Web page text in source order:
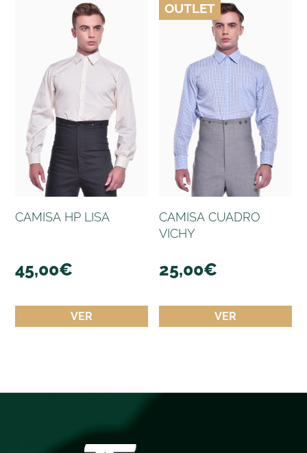
CAMISA HP LISA
45,00€
VER
OUTLET
CAMISA CUADRO
VICHY
25,00€
VER